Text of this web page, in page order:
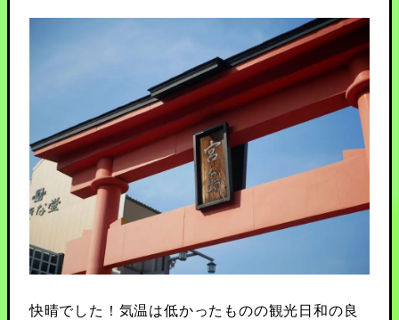
快晴でした！気温は低かったものの観光日和の良